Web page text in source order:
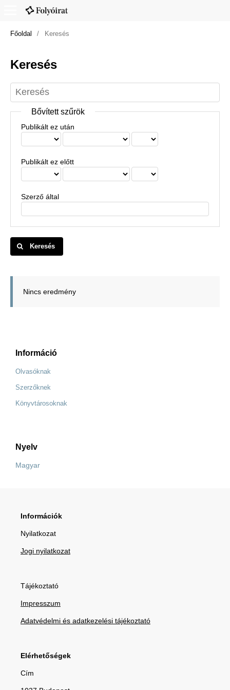
Főoldal / Keresés
Keresés
Bővített szűrök
Publikált ez után
Publikált ez előtt
Szerző által
Keresés
Nincs eredmény
Információ
Olvasóknak
Szerzőknek
Könyvtárosoknak
Nyelv
Magyar
Információk
Nyilatkozat
Jogi nyilatkozat
Tájékoztató
Impresszum
Adatvédelmi és adatkezelési tájékoztató
Elérhetőségek
Cím